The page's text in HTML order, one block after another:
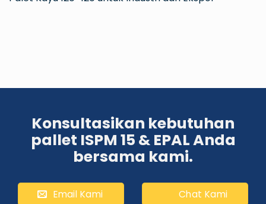
Konsultasikan kebutuhan
pallet ISPM 15 & EPAL Anda
bersama kami.
Email Kami Chat Kami